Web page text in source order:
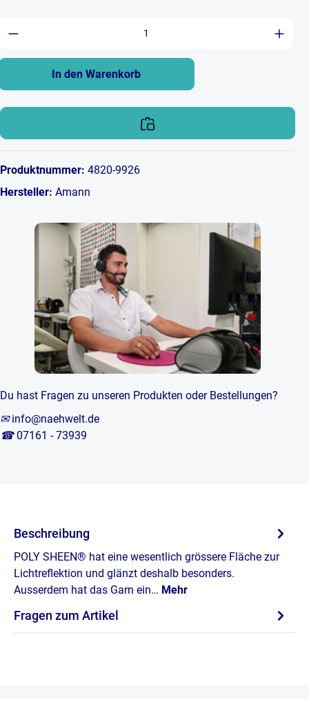
Anzahl: Gib den gewünschten Wert
In den Warenkorb
Produktnummer: 4820-9926
Hersteller: Amann
Du hast Fragen zu unseren Produkten oder Bestellungen?
✉ info@naehwelt.de
☎ 07161 - 73939
Beschreibung
POLY SHEEN® hat eine wesentlich grössere Fläche zur
Lichtreflektion und glänzt deshalb besonders.
Ausserdem hat das Garn ein… Mehr
Fragen zum Artikel